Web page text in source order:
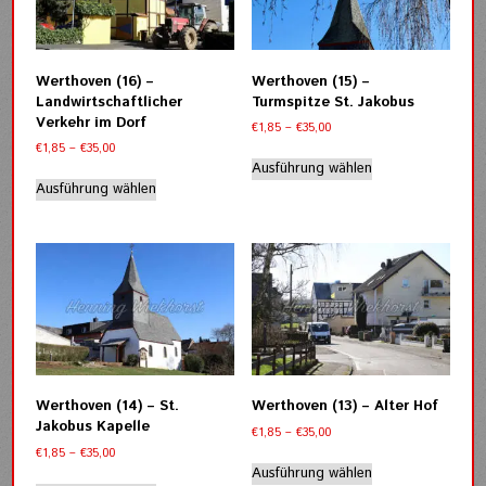
können
auf
gewählt
können
auf
gewählt
Werthoven (16) –
Landwirtschaftlicher
Verkehr im Dorf
€1,85 –€35,00Preisspanne:
bis
€35,00
Ausführung wählen
Dieses
Produkt
mehrere
Die
Optionen
können
auf
Produktseite
Werthoven (15) –
Turmspitze St. Jakobus
€1,85 – €35,00Preisspanne:
bis
€35,00
Ausführung wählen
Dieses
Produkt
auf.
Die
Optionen
können
auf
der
gewählt
Werthoven (14) – St.
Jakobus Kapelle
€1,85 –€35,00Preisspanne:
Werthoven (13) – Alter Hof
€1,85 – €35,00Preisspanne:
bis
Ausführung wählenProdukt